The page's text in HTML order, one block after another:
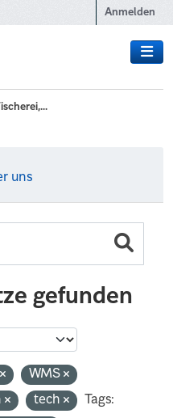
Anmelden
uns
gefunden
WMS
tech
Tags: